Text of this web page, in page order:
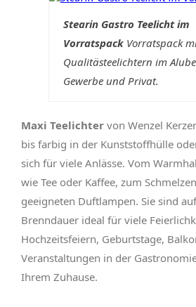
Stearin Gastro Teelicht im
VorratspackVorratspack
Qualitästeelichtern im
Gewerbe und Privat.
Maxi Teelichter von Wenzel
bis farbig in der Kunststoffhülle
sich für viele Anlässe. Vom
wie Tee oder Kaffee, zum
geeigneten Duftlampen. Sie sind
Brenndauer ideal für viele
Hochzeitsfeiern, Geburtstage,
Veranstaltungen in der
Ihrem Zuhause.